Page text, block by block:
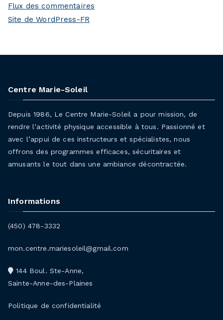
Flux des commentaires
Site de WordPress-FR
Centre Marie-Soleil
Depuis 1986, Le Centre Marie-Soleil a pour mission, de
rendre l’activité physique accessible à tous. Passionné et
avec l’appui de ces instructeurs et spécialistes, nous
offrons des programmes efficaces, sécuritaires et
amusants le tout dans une ambiance décontractée.
Informations
(450) 478-3332
mon.centre.mariesoleil@gmail.com
144 Boul. Ste-Anne,
Sainte-Anne-des-Plaines
Politique de confidentialité